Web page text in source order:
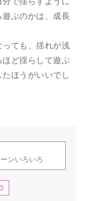
ぶのかは、成長
ても、揺れが浅
ど揺らして遊ぶ
ほうがいいでし
ンいろいろ
3